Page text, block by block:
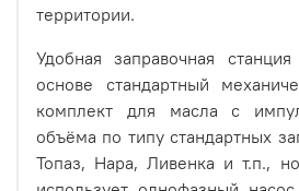
территории.
Удобная заправочная
основе стандартный
комплект для масла с
объёма по типу стандартных
Топаз, Нара, Ливенка и т.п.,